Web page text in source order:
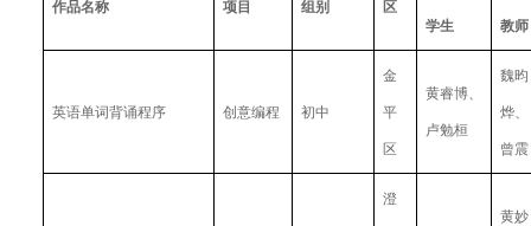
作品名称 项目 组别
区
学生
教师
英语单词背诵程序 创意编程 初中
金
平
区
黄睿博、
卢勉桓
魏昀
烨、
曾震
澄
黄妙